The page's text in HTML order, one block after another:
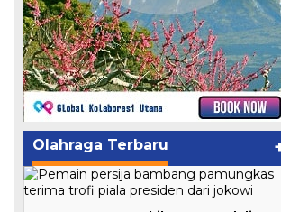
Olahraga Terbaru